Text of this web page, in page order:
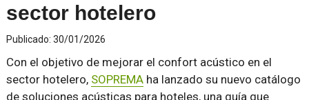
sector hotelero
Publicado: 30/01/2026
Con el objetivo de mejorar el confort acústico en el
sector hotelero, SOPREMAha lanzado su nuevo catálogo
de soluciones acústicas para hoteles, una guía que